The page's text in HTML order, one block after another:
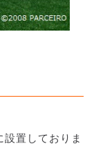
設置しておりま